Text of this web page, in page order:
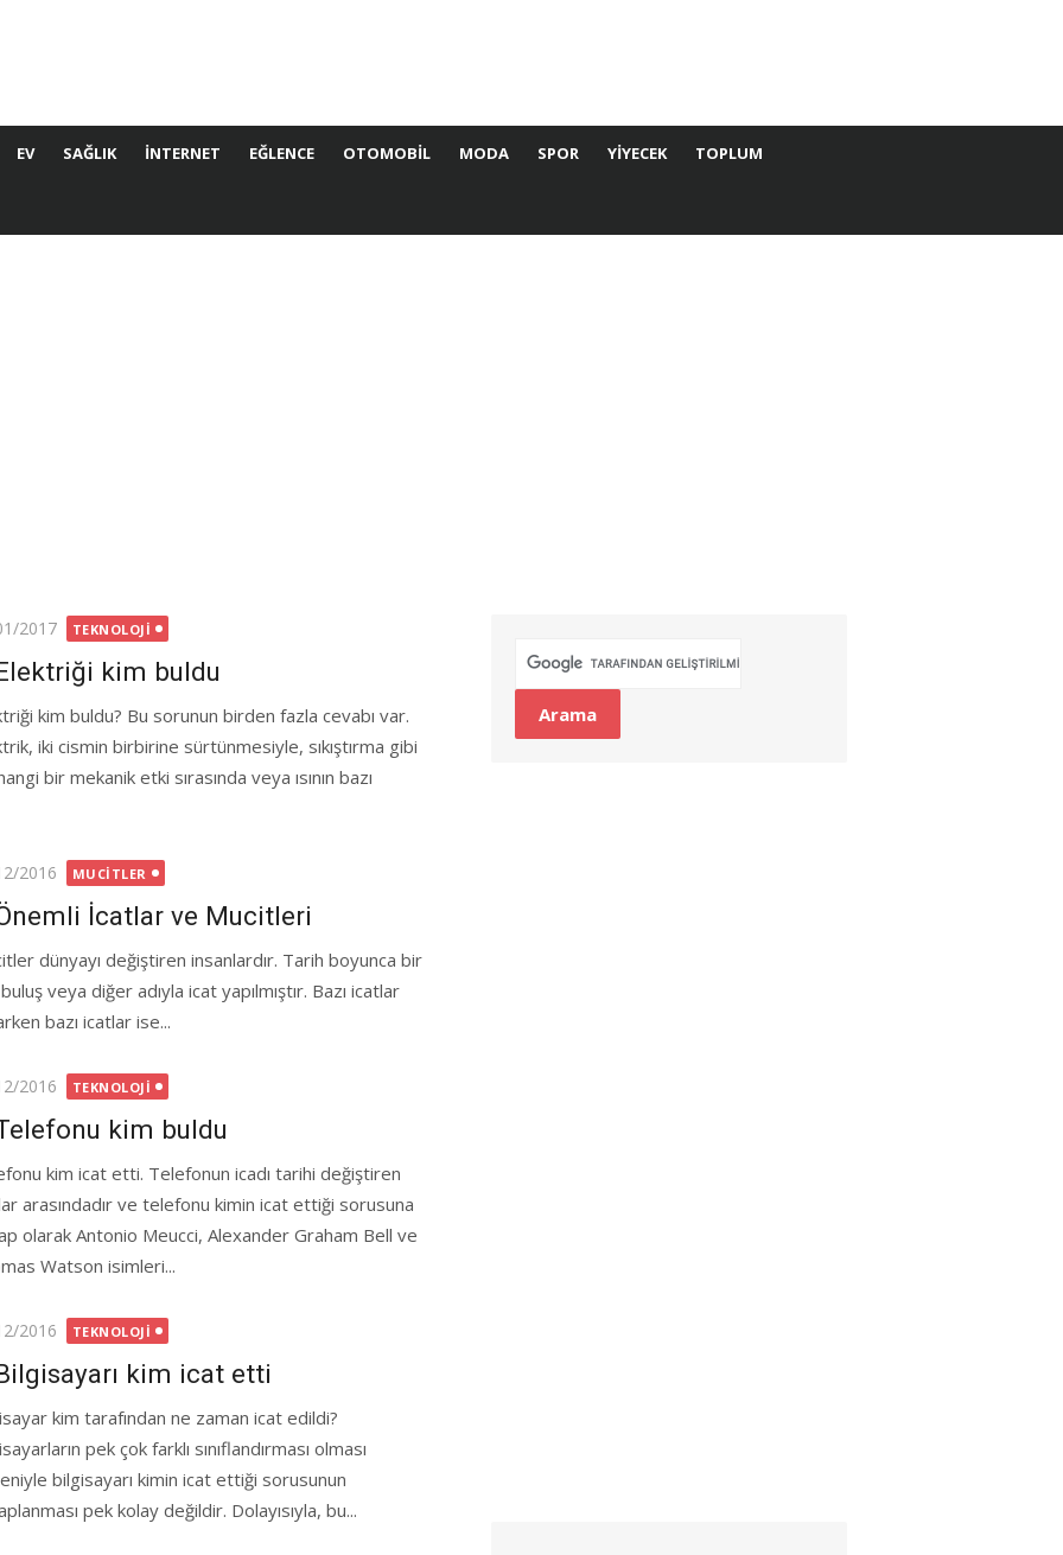
EV SAĞLIK İNTERNET EĞLENCE OTOMOBIL MODA SPOR YIYECEK TOPLUM
2017 TEKNOLOJI
kim buldu
kim buldu? Bu sorunun birden fazla cevabı var.
iki cismin birbirine sürtünmesiyle, sıkıştırma gibi
bir mekanik etki sırasında veya ısının bazı
2016 MUCITLER
İcatlar ve Mucitleri
dünyayı değiştiren insanlardır. Tarih boyunca bir
veya diğer adıyla icat yapılmıştır. Bazı icatlar
bazı icatlar ise...
2016 TEKNOLOJI
kim buldu
kim icat etti. Telefonun icadı tarihi değiştiren
arasındadır ve telefonu kimin icat ettiği sorusuna
olarak Antonio Meucci, Alexander Graham Bell ve
Watson isimleri...
2016 TEKNOLOJI
kim icat etti
kim tarafından ne zaman icat edildi?
pek çok farklı sınıflandırması olması
bilgisayarı kimin icat ettiği sorusunun
pek kolay değildir. Dolayısıyla, bu...